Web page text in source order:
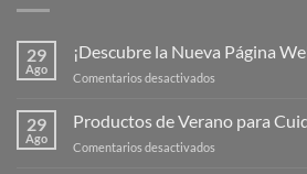
29
Ago
¡Descubre la Nueva Página
Comentarios desactivados
Nueva
29
Ago
Productos de Verano para
Comentarios desactivados